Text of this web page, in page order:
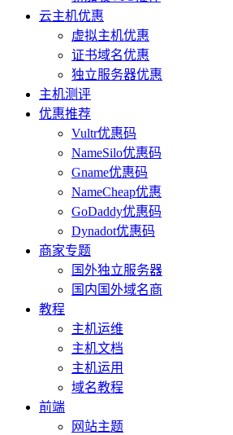
云主机优惠
虚拟主机优惠
证书域名优惠
独立服务器优惠
主机测评
优惠推荐
Vultr优惠码
NameSilo优惠码
Gname优惠码
NameCheap优惠
GoDaddy优惠码
Dynadot优惠码
商家专题
国外独立服务器
国内国外域名商
教程
主机运维
主机文档
主机运用
域名教程
前端
网站主题